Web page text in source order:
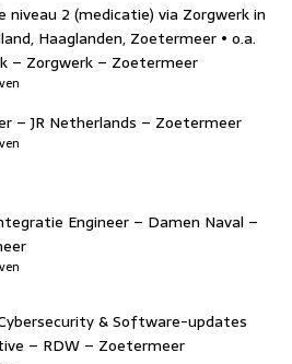
niveau 2 (medicatie) via Zorgwerk in
Haaglanden, Zoetermeer • o.a.
– Zorgwerk – Zoetermeer
– JR Netherlands – Zoetermeer
Engineer – Damen Naval –
& Software-updates
– RDW – Zoetermeer